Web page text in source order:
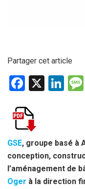
Partager cet article
F
ce
b
o
o
k
X
Li
n
GSE, groupe basé à
conception,
l’aménagement de
Oger à la direction